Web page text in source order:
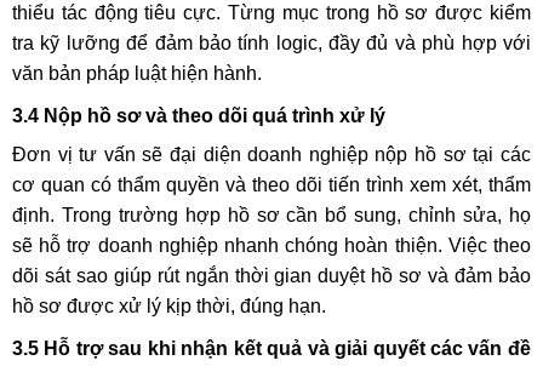
thiểu tác động tiêu cực. Từng mục trong hồ sơ được kiểm
tra kỹ lưỡng để đảm bảo tính logic, đầy đủ và phù hợp với
văn bản pháp luật hiện hành.
3.4 Nộp hồ sơ và theo dõi quá trình xử lý
Đơn vị tư vấn sẽ đại diện doanh nghiệp nộp hồ sơ tại các
cơ quan có thẩm quyền và theo dõi tiến trình xem xét, thẩm
định. Trong trường hợp hồ sơ cần bổ sung, chỉnh sửa, họ
sẽ hỗ trợ doanh nghiệp nhanh chóng hoàn thiện. Việc theo
dõi sát sao giúp rút ngắn thời gian duyệt hồ sơ và đảm bảo
hồ sơ được xử lý kịp thời, đúng hạn.
3.5 Hỗ trợ sau khi nhận kết quả và giải quyết các vấn đề